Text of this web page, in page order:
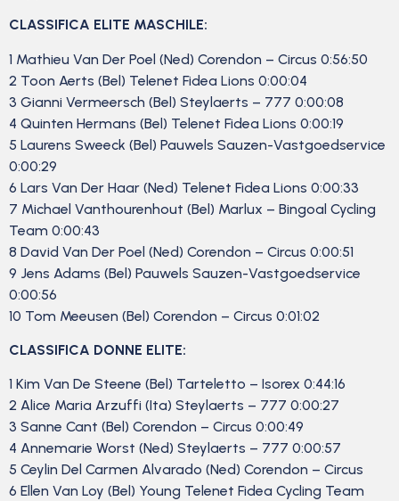
CLASSIFICA ELITE MASCHILE:
1 Mathieu Van Der Poel (Ned) Corendon – Circus 0:56:50
2 Toon Aerts (Bel) Telenet Fidea Lions 0:00:04
3 Gianni Vermeersch (Bel) Steylaerts – 777 0:00:08
4 Quinten Hermans (Bel) Telenet Fidea Lions 0:00:19
5 Laurens Sweeck (Bel) Pauwels Sauzen-Vastgoedservice
0:00:29
6 Lars Van Der Haar (Ned) Telenet Fidea Lions 0:00:33
7 Michael Vanthourenhout (Bel) Marlux – Bingoal Cycling
Team 0:00:43
8 David Van Der Poel (Ned) Corendon – Circus 0:00:51
9 Jens Adams (Bel) Pauwels Sauzen-Vastgoedservice
0:00:56
10 Tom Meeusen (Bel) Corendon – Circus 0:01:02
CLASSIFICA DONNE ELITE:
1 Kim Van De Steene (Bel) Tarteletto – Isorex 0:44:16
2 Alice Maria Arzuffi (Ita) Steylaerts – 777 0:00:27
3 Sanne Cant (Bel) Corendon – Circus 0:00:49
4 Annemarie Worst (Ned) Steylaerts – 777 0:00:57
5 Ceylin Del Carmen Alvarado (Ned) Corendon – Circus
6 Ellen Van Loy (Bel) Young Telenet Fidea Cycling Team